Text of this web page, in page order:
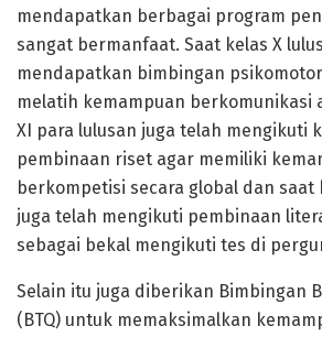
mendapatkan berbagai program
sangat bermanfaat. Saat kelas X
mendapatkan bimbingan
melatih kemampuan berkomunikasi
XI para lulusan juga telah mengikuti
pembinaan riset agar memiliki
berkompetisi secara global dan saat
juga telah mengikuti pembinaan
sebagai bekal mengikuti tes di
Selain itu juga diberikan Bimbingan
(BTQ) untuk memaksimalkan